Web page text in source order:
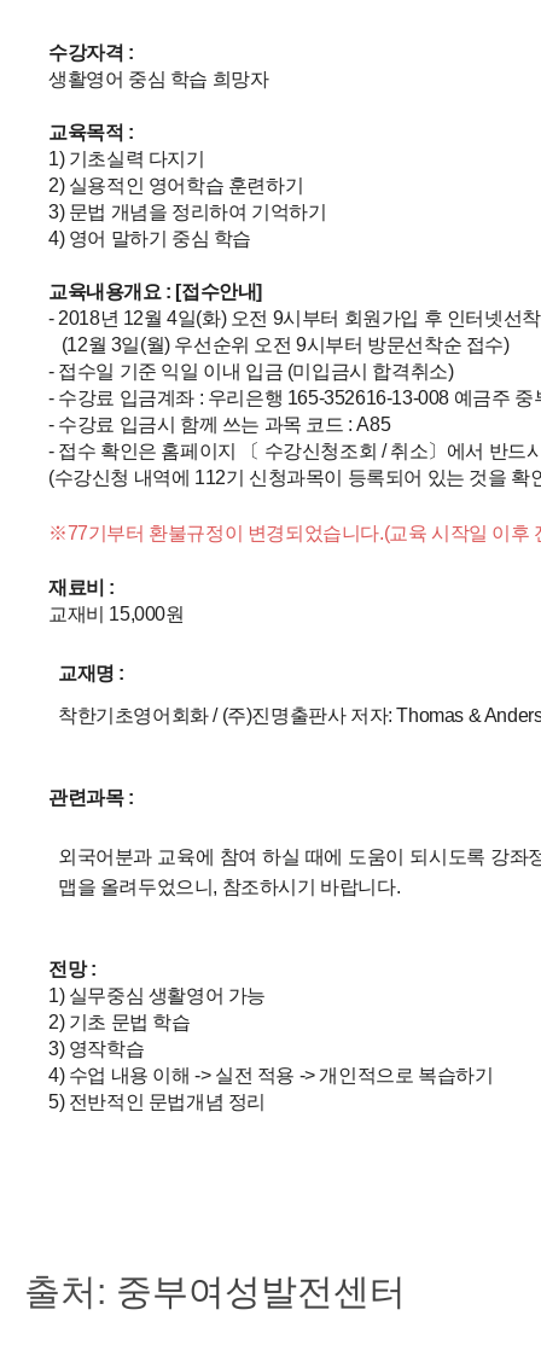
수강자격 :
생활영어 중심 학습 희망자
교육목적 :
1) 기초실력 다지기
2) 실용적인 영어학습 훈련하기
3) 문법 개념을 정리하여 기억하기
4) 영어 말하기 중심 학습
교육내용개요 : [접수안내]
- 2018년 12월 4일(화) 오전 9시부터 회원가입 후 인터넷선
(12월 3일(월) 우선순위 오전 9시부터 방문선착순 접수)
- 접수일 기준 익일 이내 입금 (미입금시 합격취소)
- 수강료 입금계좌 : 우리은행 165-352616-13-008 예금주 중
- 수강료 입금시 함께 쓰는 과목 코드 : A85
- 접수 확인은 홈페이지 〔 수강신청조회 / 취소〕에서 반드
(수강신청 내역에 112기 신청과목이 등록되어 있는 것을 확
※77기부터 환불규정이 변경되었습니다.(교육 시작일 이후
재료비 :
교재비 15,000원
교재명 :
착한기초영어회화 / (주)진명출판사 저자: Thomas &
관련과목 :
외국어분과 교육에 참여 하실 때에 도움이 되시도록 강좌
맵을 올려두었으니, 참조하시기 바랍니다.
전망 :
1) 실무중심 생활영어 가능
2) 기초 문법 학습
3) 영작학습
4) 수업 내용 이해 -> 실전 적용 -> 개인적으로 복습하기
5) 전반적인 문법개념 정리
출처: 중부여성발전센터